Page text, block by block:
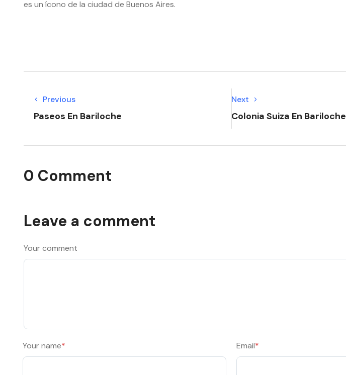
es un ícono de la ciudad de Buenos Aires.
Previous
Paseos En Bariloche
Next
Colonia Suiza En Bariloche
0 Comment
Leave a comment
Your comment
Your name* Email*